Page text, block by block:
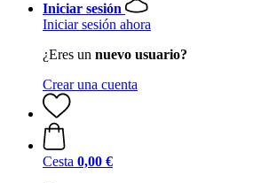
Iniciar sesión
Iniciar sesión ahora
¿Eres un nuevo usuario?
Crear una cuenta
Cesta 0,00 €